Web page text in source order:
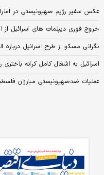
عکس سفیر رژیم صهیونیستی در
خروج فوری دیپلمات های اسرائیل
نگرانی مسکو از طرح اسرائیل
اسرائیل به اشغال کامل کرانه
عملیات ضدصهیونیستی مبارزان